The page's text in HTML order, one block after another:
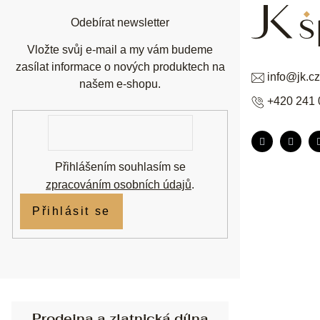
info@jk.cz
+420 241
Odebírat newsletter
Vložte svůj e-mail a my vám budeme
zasílat informace o nových produktech na
našem e-shopu.
Přihlášením souhlasím se
zpracováním osobních údajů.
Přihlásit se